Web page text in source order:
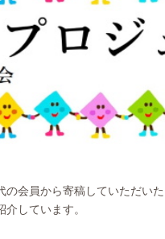
会員から寄稿していただいた
しています。